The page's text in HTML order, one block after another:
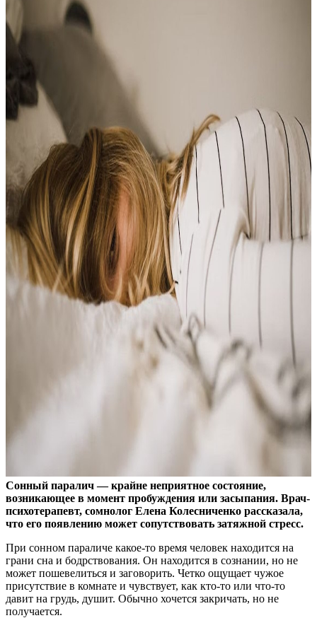
Сонный паралич — крайне неприятное состояние,
возникающее в момент пробуждения или засыпания. Врач-
психотерапевт, сомнолог Елена Колесниченко рассказала,
что его появлению может сопутствовать затяжной стресс.
При сонном параличе какое-то время человек находится на
грани сна и бодрствования. Он находится в сознании, но не
может пошевелиться и заговорить. Четко ощущает чужое
присутствие в комнате и чувствует, как кто-то или что-то
давит на грудь, душит. Обычно хочется закричать, но не
получается.